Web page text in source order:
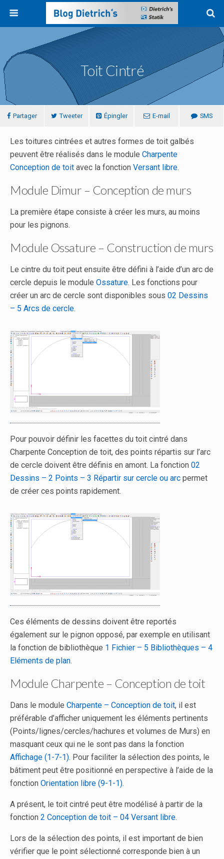
Toit Cintré
Partager Tweeter Épingler E-mail SMS
Les toitures cintrées et autres formes de toit galbés
peuvent être réalisés dans le module Charpente
Conception de toit avec la fonction Versant libre.
Module Dimur – Conception de murs
La première étape consiste à créer les murs, au moins
pour les pignons.
Module Ossature – Construction de murs
Le cintre du toit peut ensuite être défini à l’aide d’un arc de
cercle depuis le module Ossature. Les fonctions pour
créer un arc de cercle sont disponibles sous 02 Dessins
– 5 Arcs de cercle.
Pour pouvoir définir les facettes du toit cintré dans
Charpente Conception de toit, des points répartis sur l’arc
de cercle doivent être définis en amont. La fonction 02
Dessins – 2 Points – 3 Répartir sur cercle ou arc permet
de créer ces points rapidement.
Ces éléments de dessins doivent être reportés
également sur le pignon opposé, par exemple en utilisant
la fonction de bibliothèque 1 Fichier – 5 Bibliothèques – 4
Eléments de plan.
Module Charpente – Conception de toit
Dans le module Charpente – Conception de toit, il est
préférable d’afficher uniquement les éléments pertinents
(Points/lignes/cercles/hachures et volumes de Murs) en
masquant ceux qui ne le sont pas dans la fonction
Affichage (1-7-1). Pour faciliter la sélection des points, le
bâtiment peut être positionné en perspective à l’aide de la
fonction Orientation libre (9-1-1).
A présent, le toit cintré peut être modélisé à partir de la
fonction 2 Conception de toit – 04 Versant libre.
Lors de la sélection des points, il est important de bien
vérifier que le point sélectionné corresponde bien à un